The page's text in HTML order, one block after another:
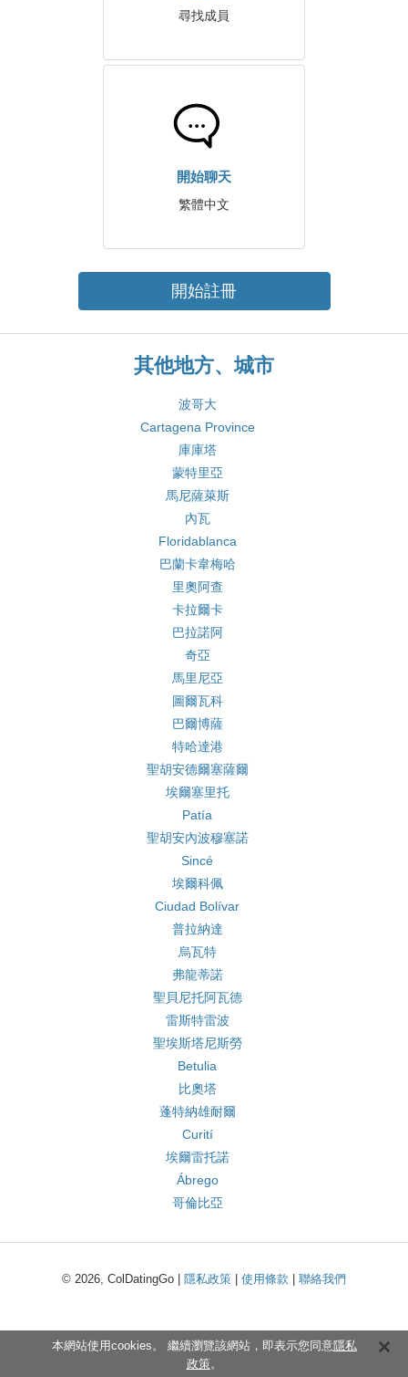
尋找成員
開始聊天
繁體中文
開始註冊
其他地方、城市
波哥大
Cartagena Province
庫庫塔
蒙特里亞
馬尼薩萊斯
內瓦
Floridablanca
巴蘭卡韋梅哈
里奧阿查
卡拉爾卡
巴拉諾阿
奇亞
馬里尼亞
圖爾瓦科
巴爾博薩
特哈達港
聖胡安德爾塞薩爾
埃爾塞里托
Patía
聖胡安內波穆塞諾
Sincé
埃爾科佩
Ciudad Bolívar
普拉納達
烏瓦特
弗龍蒂諾
聖貝尼托阿瓦德
雷斯特雷波
聖埃斯塔尼斯勞
Betulia
比奧塔
蓬特納雄耐爾
Curití
埃爾雷托諾
Ábrego
哥倫比亞
© 2026, ColDatingGo | 隱私政策 使用條款 聯絡我們
本網站使用cookies。 繼續瀏覽該網站，即表示您同意隱私
政策。